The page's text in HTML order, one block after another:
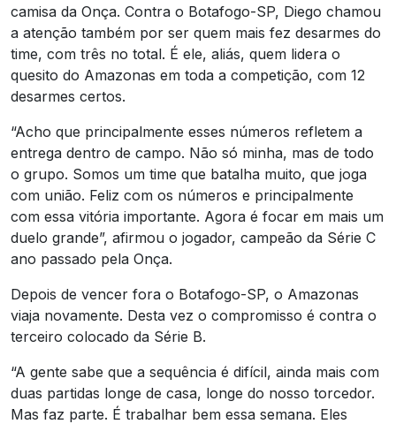
camisa da Onça. Contra o Botafogo-SP, Diego chamou
a atenção também por ser quem mais fez desarmes do
time, com três no total. É ele, aliás, quem lidera o
quesito do Amazonas em toda a competição, com 12
desarmes certos.
“Acho que principalmente esses números refletem a
entrega dentro de campo. Não só minha, mas de todo
o grupo. Somos um time que batalha muito, que joga
com união. Feliz com os números e principalmente
com essa vitória importante. Agora é focar em mais um
duelo grande”, afirmou o jogador, campeão da Série C
ano passado pela Onça.
Depois de vencer fora o Botafogo-SP, o Amazonas
viaja novamente. Desta vez o compromisso é contra o
terceiro colocado da Série B.
“A gente sabe que a sequência é difícil, ainda mais com
duas partidas longe de casa, longe do nosso torcedor.
Mas faz parte. É trabalhar bem essa semana. Eles